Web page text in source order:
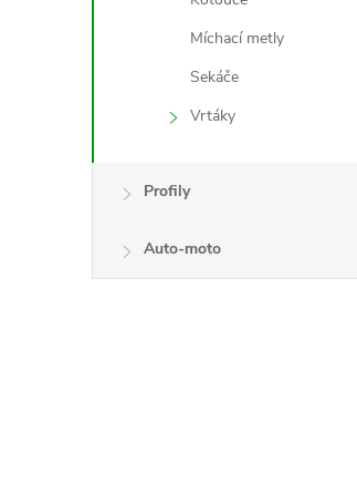
Míchací metly
Sekáče
Vrtáky
Profily
Auto-moto